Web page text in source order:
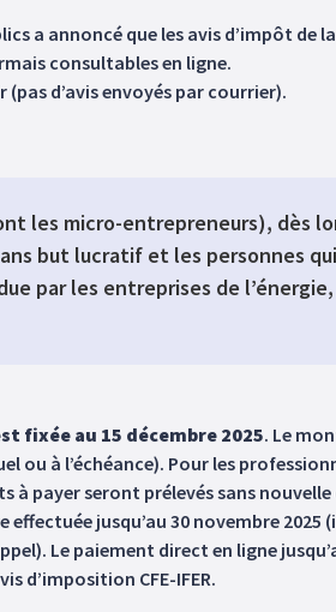
a annoncé que les avis d’impôt de
consultables en ligne.
d’avis envoyés par courrier).
les micro-entrepreneurs), dès
but lucratif et les personnes
par les entreprises de
fixée au 15 décembre 2025. Le
à l’échéance). Pour les
payer seront prélevés sans
jusqu’au 30 novembre
Le paiement direct en ligne
d’imposition CFE-IFER.